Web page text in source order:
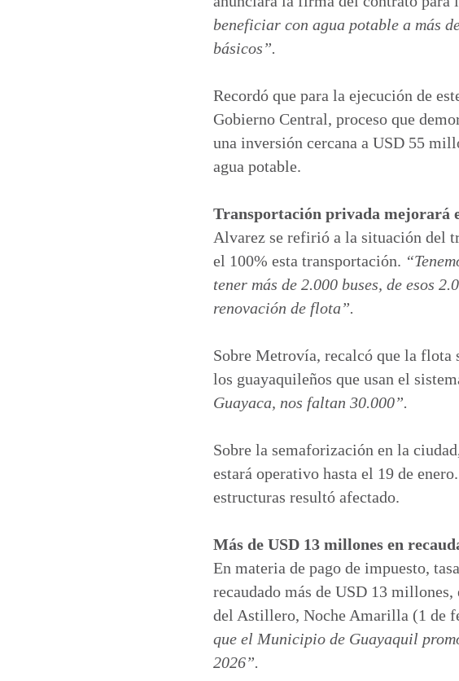
beneficiar con agua potable a más
básicos”.
Recordó que para la ejecución de
Gobierno Central, proceso que
una inversión cercana a USD 55
agua potable.
Transportación privada mejorará
Alvarez se refirió a la situación del
el 100% esta transportación.
tener más de 2.000 buses, de esos
renovación de flota”.
Sobre Metrovía, recalcó que la flota
los guayaquileños que usan el
Guayaca, nos faltan 30.000”.
Sobre la semaforización en la
estará operativo hasta el 19 de
estructuras resultó afectado.
Más de USD 13 millones en
En materia de pago de impuesto,
recaudado más de USD 13
del Astillero, Noche Amarilla (1 de
que el Municipio de Guayaquil
2026”.